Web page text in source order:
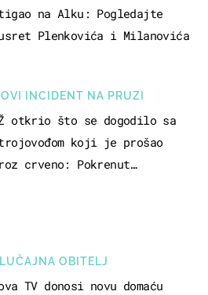
na Alku: Pogledajte
Plenkovića i Milanovića
INCIDENT NA PRUZI
otkrio što se dogodilo sa
koji je prošao
crveno: Pokrenut
OBITELJ
TV donosi novu domaću